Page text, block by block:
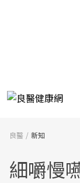
良醫 新知
細嚼慢